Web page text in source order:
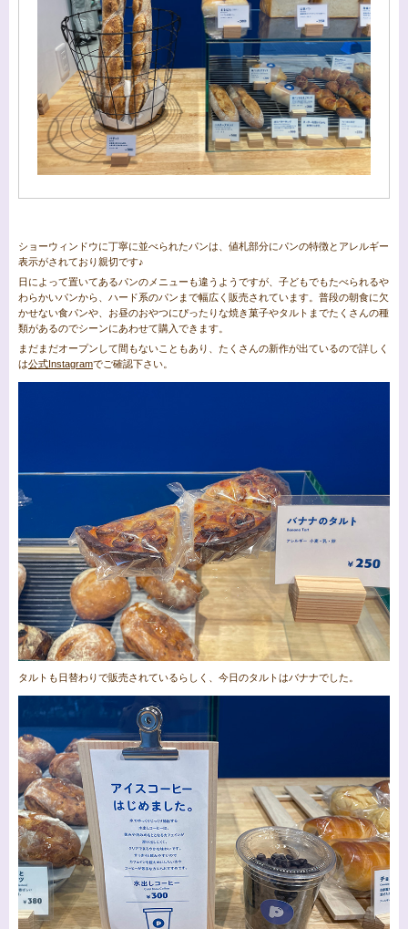
ショーウィンドウに丁寧に並べられたパンは、値札部分にパンの特徴とアレルギー
表示がされており親切です♪
日によって置いてあるパンのメニューも違うようですが、子どもでもたべられるや
わらかいパンから、ハード系のパンまで幅広く販売されています。普段の朝食に欠
かせない食パンや、お昼のおやつにぴったりな焼き菓子やタルトまでたくさんの種
類があるのでシーンにあわせて購入できます。
まだまだオープンして間もないこともあり、たくさんの新作が出ているので詳しく
は公式Instagramでご確認下さい。
タルトも日替わりで販売されているらしく、今日のタルトはバナナでした。